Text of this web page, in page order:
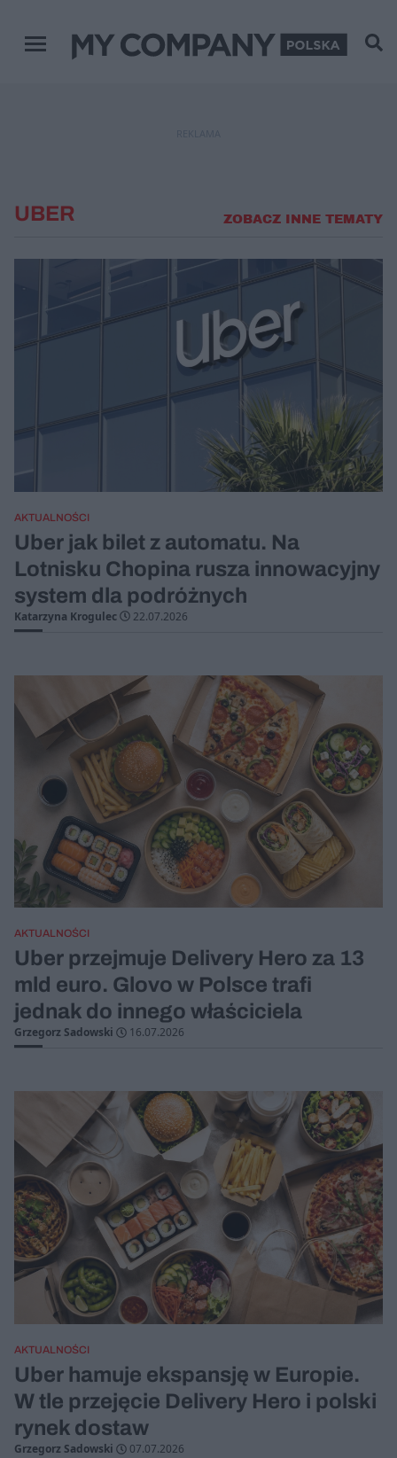
Menu główne
UBER ZOBACZ INNE TEMATY
AKTUALNOŚCI
Uber jak bilet z automatu. Na
Lotnisku Chopina rusza innowacyjny
system dla podróżnych
Katarzyna Krogulec 22.07.2026
AKTUALNOŚCI
Uber przejmuje Delivery Hero za 13
mld euro. Glovo w Polsce trafi
jednak do innego właściciela
Grzegorz Sadowski 16.07.2026
AKTUALNOŚCI
Uber hamuje ekspansję w Europie.
W tle przejęcie Delivery Hero i polski
rynek dostaw
Grzegorz Sadowski 07.07.2026